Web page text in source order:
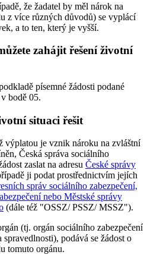
že žadatel by měl nárok na
z více různých důvodů) se vyplácí
a to ten, který je vyšší.
zahájit řešení životní
písemné žádosti podané
bodě 05.
situaci řešit
výplatou je vznik nároku na zvláštní
Česká správa sociálního
zaslat na adresu České správy
ji podat prostřednictvím jejích
správ sociálního zabezpečení,
nebo Městské správy
(dále též "OSSZ/ PSSZ/ MSSZ").
(tj. orgán sociálního zabezpečení
podává se žádost o
tomuto orgánu.